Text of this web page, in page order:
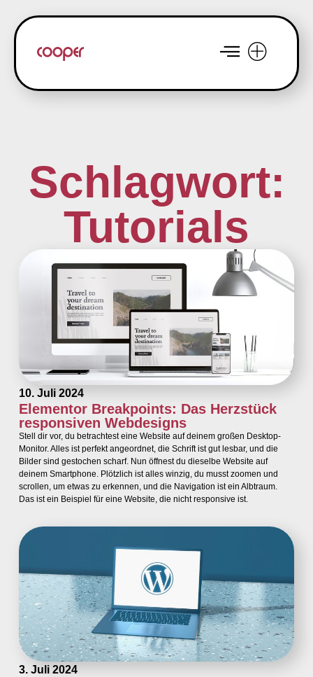
Schlagwort:
Tutorials
10. Juli 2024
Elementor Breakpoints: Das Herzstück
responsiven Webdesigns
Stell dir vor, du betrachtest eine Website auf deinem großen Desktop-
Monitor. Alles ist perfekt angeordnet, die Schrift ist gut lesbar, und die
Bilder sind gestochen scharf. Nun öffnest du dieselbe Website auf
deinem Smartphone. Plötzlich ist alles winzig, du musst zoomen und
scrollen, um etwas zu erkennen, und die Navigation ist ein Albtraum.
Das ist ein Beispiel für eine Website, die nicht responsive ist.
3. Juli 2024